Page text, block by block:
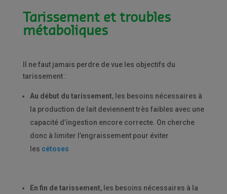
Tarissement et troubles
métaboliques
Il ne faut jamais perdre de vue les objectifs du
tarissement :
Au début du tarissement, les besoins nécessaires à
la production de lait deviennent très faibles avec une
capacité d’ingestion encore correcte. On cherche
donc à limiter l’engraissement pour éviter
les cétoses
En fin de tarissement, les besoins nécessaires à la